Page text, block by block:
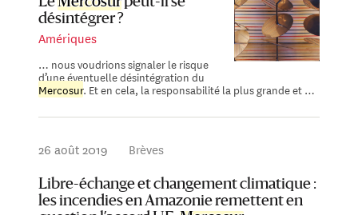
désintégrer ?
Amériques
… nous voudrions signaler le risque
d’une éventuelle désintégration du
Mercosur. Et en cela, la responsabilité la plus grande et …
26 août 2019 Brèves
Libre-échange et changement climatique :
les incendies en Amazonie remettent en